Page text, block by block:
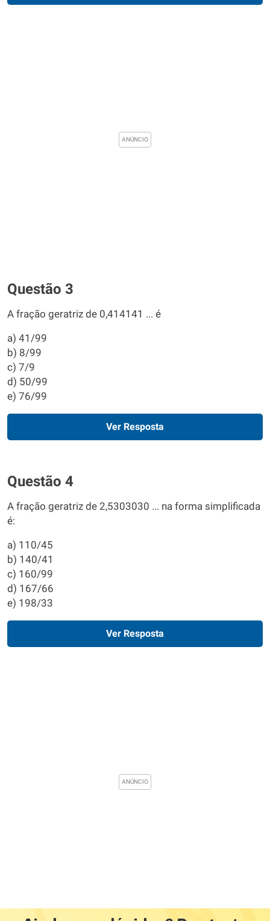
Questão 3
A fração geratriz de 0,414141 ... é
a) 41/99
b) 8/99
c) 7/9
d) 50/99
e) 76/99
Ver Resposta
Questão 4
A fração geratriz de 2,5303030 ... na forma simplificada
é:
a) 110/45
b) 140/41
c) 160/99
d) 167/66
e) 198/33
Ver Resposta